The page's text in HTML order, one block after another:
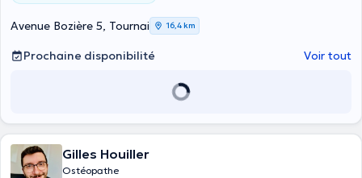
Avenue Bozière 5, Tournai 16,4 km
Prochaine disponibilité Voir tout
Gilles Houiller
Ostéopathe